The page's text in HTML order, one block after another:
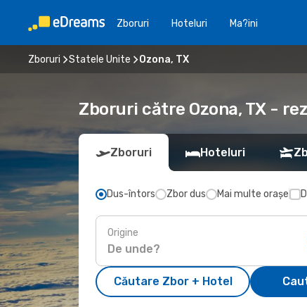
Zboruri Hoteluri Ma?ini
Zboruri Statele Unite Ozona, TX
Zboruri către Ozona, TX -
Zboruri Hoteluri
Dus-întors Zbor dus Mai multe orașe
Origine
Căutare Zbor + Hotel